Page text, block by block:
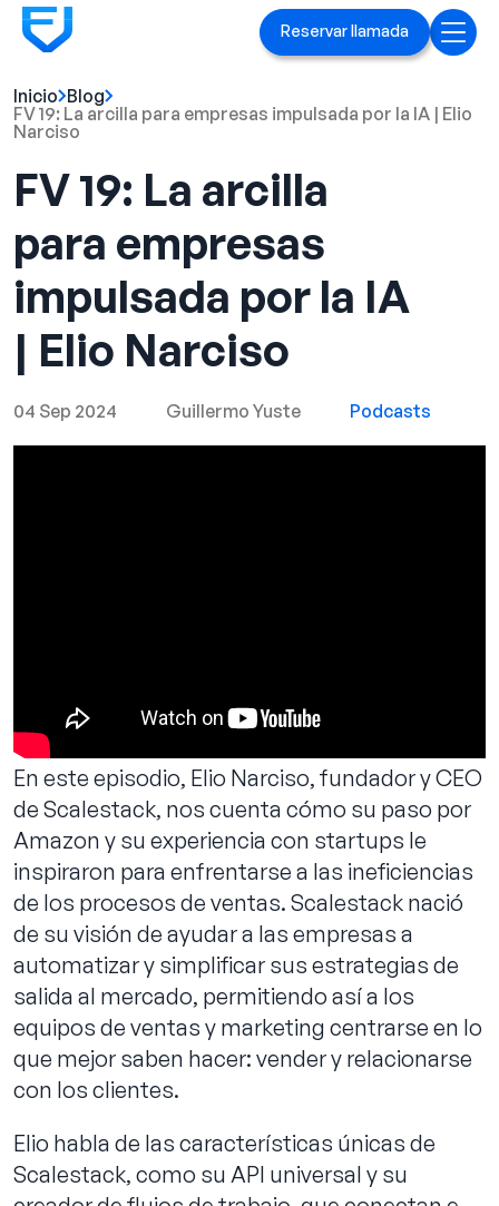
Reservar llamada
Inicio
Servicios
Anuncios en Linked[ln]
Marca ejecutiva
Blog
Playbook
Casos prácticos
Inicio Blog
FV 19: La arcilla para empresas impulsada por la IA | Elio
Narciso
FV 19: La arcilla
para empresas
impulsada por la IA
| Elio Narciso
04 Sep 2024 Guillermo Yuste Podcasts
En este episodio, Elio Narciso, fundador y CEO
de Scalestack, nos cuenta cómo su paso por
Amazon y su experiencia con startups le
inspiraron para enfrentarse a las ineficiencias
de los procesos de ventas. Scalestack nació
de su visión de ayudar a las empresas a
automatizar y simplificar sus estrategias de
salida al mercado, permitiendo así a los
equipos de ventas y marketing centrarse en lo
que mejor saben hacer: vender y relacionarse
con los clientes.
Elio habla de las características únicas de
Scalestack, como su API universal y su